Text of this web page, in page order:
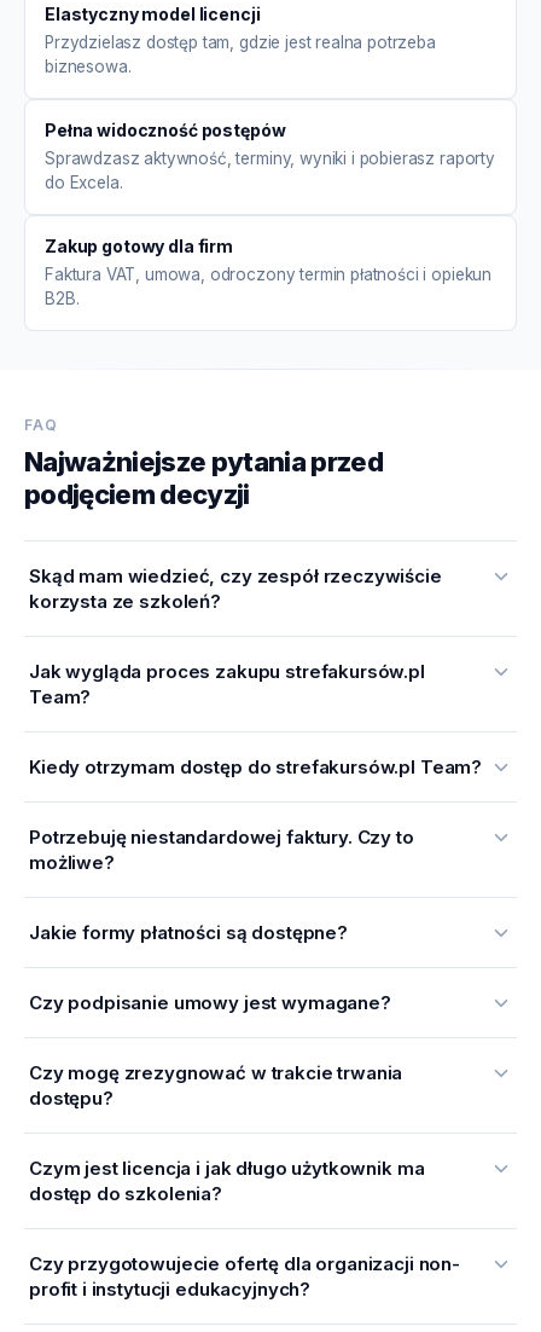
Elastyczny model licencji
Przydzielasz dostęp tam, gdzie jest realna potrzeba
biznesowa.
Pełna widoczność postępów
Sprawdzasz aktywność, terminy, wyniki i pobierasz raporty
do Excela.
Zakup gotowy dla firm
Faktura VAT, umowa, odroczony termin płatności i opiekun
B2B.
FAQ
Najważniejsze pytania przed
podjęciem decyzji
Skąd mam wiedzieć, czy zespół rzeczywiście
korzysta ze szkoleń?
Jak wygląda proces zakupu strefakursów.pl
Team?
Kiedy otrzymam dostęp do strefakursów.pl Team?
Potrzebuję niestandardowej faktury. Czy to
możliwe?
Jakie formy płatności są dostępne?
Czy podpisanie umowy jest wymagane?
Czy mogę zrezygnować w trakcie trwania
dostępu?
Czym jest licencja i jak długo użytkownik ma
dostęp do szkolenia?
Czy przygotowujecie ofertę dla organizacji non-
profit i instytucji edukacyjnych?